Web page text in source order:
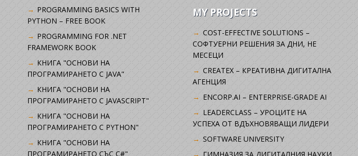
PROGRAMMING BASICS WITH
PYTHON – FREE BOOK
PROGRAMMING FOR .NET
FRAMEWORK BOOK
КНИГА "ОСНОВИ НА
ПРОГРАМИРАНЕТО С JAVA"
КНИГА "ОСНОВИ НА
ПРОГРАМИРАНЕТО С JAVASCRIPT"
КНИГА "ОСНОВИ НА
ПРОГРАМИРАНЕТО С PYTHON"
КНИГА "ОСНОВИ НА
ПРОГРАМИРАНЕТО СЪС C#"
MY PROJECTS
COST-EFFECTIVE SOLUTIONS –
СОФТУЕРНИ РЕШЕНИЯ ЗА ДНИ, НЕ
МЕСЕЦИ
CREATEX – КРЕАТИВНА ДИГИТАЛНА
АГЕНЦИЯ
ENCORP.AI – ENTERPRISE-GRADE AI
LEADERCLASS – УРОЦИТЕ НА
УСПЕХА ОТ ВДЪХНОВЯВАЩИ ЛИДЕРИ
SOFTWARE UNIVERSITY